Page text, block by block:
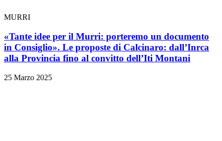
MURRI
«Tante idee per il Murri: porteremo un documento
in Consiglio». Le proposte di Calcinaro: dall’Inrca
alla Provincia fino al convitto dell’Iti Montani
25 Marzo 2025